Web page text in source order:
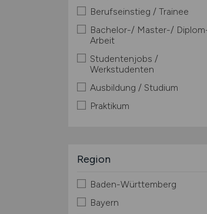
Berufseinstieg / Trainee
Bachelor-/ Master-/
Arbeit
Studentenjobs /
Werkstudenten
Ausbildung / Studium
Praktikum
Region
Baden-Württemberg
Bayern